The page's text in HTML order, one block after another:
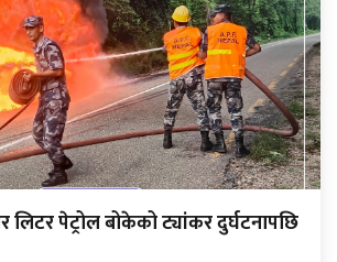
लिटर पेट्रोल बोकेको ट्यांकर दुर्घटनापछि